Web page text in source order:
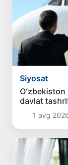
Siyosat
davlat
1 avg